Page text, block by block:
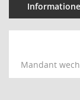
Mandant